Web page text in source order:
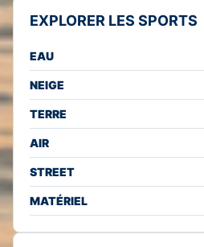
EXPLORER LES SPORTS
EAU
NEIGE
TERRE
AIR
STREET
MATÉRIEL